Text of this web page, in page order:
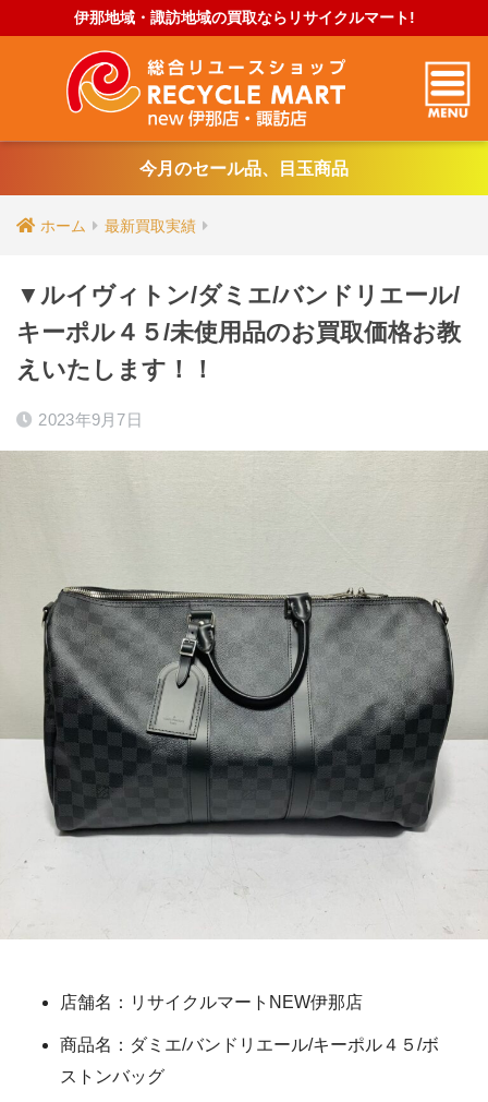
伊那地域・諏訪地域の買取ならリサイクルマート!
今月のセール品、目玉商品
ホーム 最新買取実績
▼ルイヴィトン/ダミエ/バンドリエール/
キーポル４５/未使用品のお買取価格お教
えいたします！！
2023年9月7日
店舗名：リサイクルマートNEW伊那店
商品名：ダミエ/バンドリエール/キーポル４５/ボ
ストンバッグ